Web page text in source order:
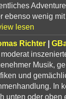
ebenso wenig
lesen
Richter|
Musik,
und
In
unten oder oben